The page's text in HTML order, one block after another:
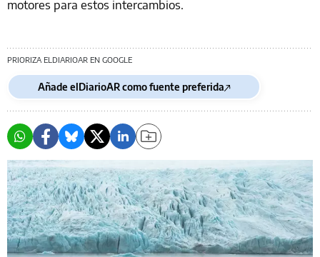
motores para estos intercambios.
PRIORIZA ELDIARIOAR EN GOOGLE
Añade elDiarioAR como fuente preferida